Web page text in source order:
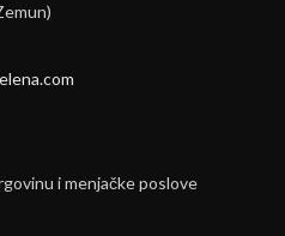
i menjačke poslove